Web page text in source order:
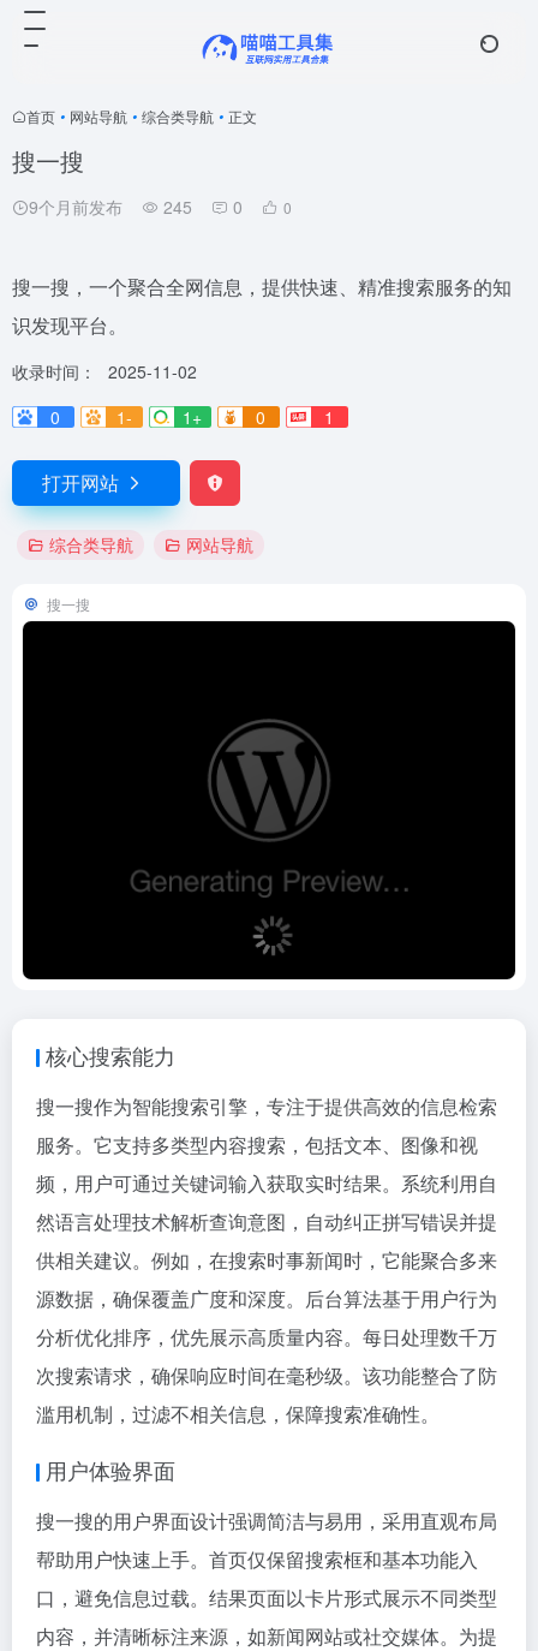
首页 • 网站导航 • 综合类导航 • 正文
搜一搜
9个月前发布 245 0 0
搜一搜，一个聚合全网信息，提供快速、精准搜索服务的知
识发现平台。
收录时间：
2025-11-02
0
1- 1+ 0 1
打开网站
综合类导航 网站导航
搜一搜
核心搜索能力
搜一搜作为智能搜索引擎，专注于提供高效的信息检索
服务。它支持多类型内容搜索，包括文本、图像和视
频，用户可通过关键词输入获取实时结果。系统利用自
然语言处理技术解析查询意图，自动纠正拼写错误并提
供相关建议。例如，在搜索时事新闻时，它能聚合多来
源数据，确保覆盖广度和深度。后台算法基于用户行为
分析优化排序，优先展示高质量内容。每日处理数千万
次搜索请求，确保响应时间在毫秒级。该功能整合了防
滥用机制，过滤不相关信息，保障搜索准确性。
用户体验界面
搜一搜的用户界面设计强调简洁与易用，采用直观布局
帮助用户快速上手。首页仅保留搜索框和基本功能入
口，避免信息过载。结果页面以卡片形式展示不同类型
内容，并清晰标注来源，如新闻网站或社交媒体。为提